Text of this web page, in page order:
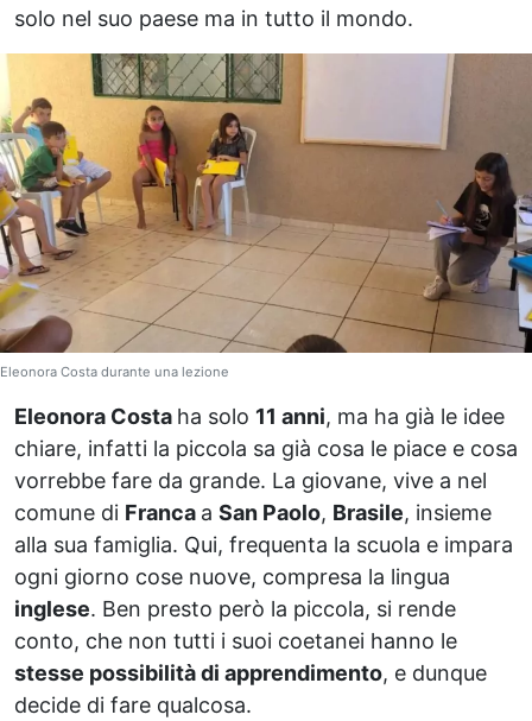
solo nel suo paese ma in tutto il mondo.
Eleonora Costa durante una lezione
Eleonora Costa ha solo 11 anni, ma ha già le idee
chiare, infatti la piccola sa già cosa le piace e cosa
vorrebbe fare da grande. La giovane, vive a nel
comune di Franca a San Paolo, Brasile, insieme
alla sua famiglia. Qui, frequenta la scuola e impara
ogni giorno cose nuove, compresa la lingua
inglese. Ben presto però la piccola, si rende
conto, che non tutti i suoi coetanei hanno le
stesse possibilità di apprendimento, e dunque
decide di fare qualcosa.